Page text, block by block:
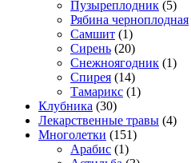
Пузыреплодник (5)
Рябина черноплодная
Самшит (1)
Сирень (20)
Снежноягодник (1)
Спирея (14)
Тамарикс (1)
Клубника (30)
Лекарственные травы (4)
Многолетки (151)
Арабис (1)